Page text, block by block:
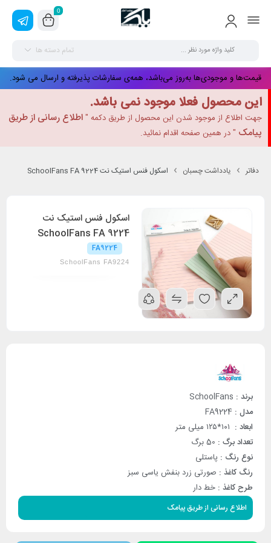
0
تمام دسته ها
قیمت‌ها و موجودی‌ها به‌روز می‌باشد، همه‌ی سفارشات پذیرفته و ارسال می شود.
این محصول فعلا موجود نمی باشد.
جهت اطلاع از موجود شدن این محصول از طریق دکمه "اطلاع رسانی از طریق
پیامک " در همین صفحه اقدام نمائید.
دفاتر یادداشت چسبان اسکول فنس استیک نت SchoolFans FA 9224
اسکول فنس استیک نت
SchoolFans FA 9224
FA9224
SchoolFans FA9224
برند :
مدل :
ابعاد :
تعداد برگ : 50 برگ
نوع رنگ : پاستلی
رنگ کاغذ : صورتی زرد بنفش یاسی سبز
طرح کاغذ : خط دار
اطلاع رسانی از طریق پیامک